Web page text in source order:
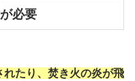
必要
たり、焚き火の炎が飛